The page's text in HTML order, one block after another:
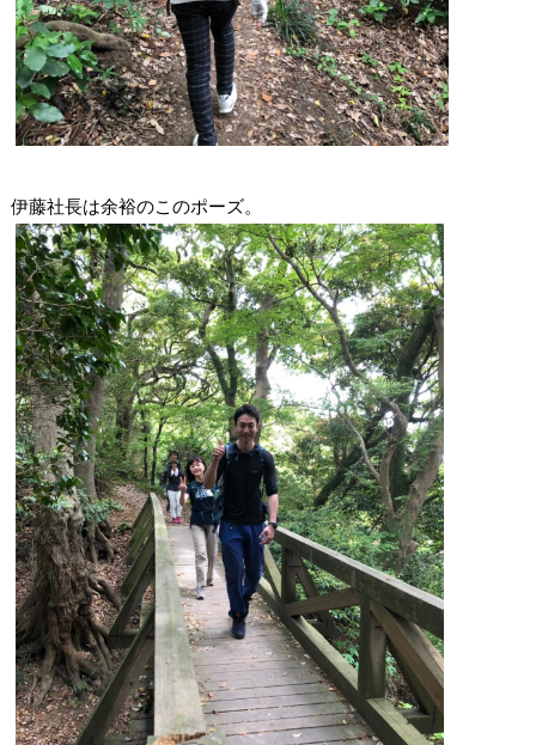
伊藤社長は余裕のこのポーズ。